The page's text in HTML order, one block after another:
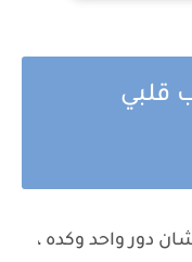
قلبي
دور واحد وكده ،